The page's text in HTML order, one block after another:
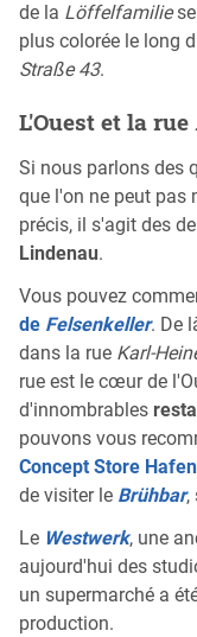
de la Löffelfamiliese
plus colorée le long
Straße 43.
L'Ouest et la rue
Si nous parlons des
que l'on ne peut pas
précis, il s'agit des
Lindenau.
Vous pouvez
de Felsenkeller. De
dans la rue Karl-
rue est le cœur de
d'innombrables
pouvons vous
Concept Store Hafen
de visiter le Brühbar,
Le Westwerk, une
aujourd'hui des
un supermarché a
production.